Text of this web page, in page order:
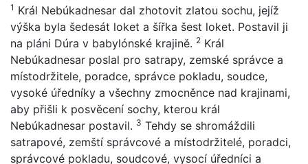
1 Král Nebúkadnesar dal zhotovit zlatou sochu, jejíž
výška byla šedesát loket a šířka šest loket. Postavil ji
na pláni Dúra v babylónské krajině. 2 Král
Nebúkadnesar poslal pro satrapy, zemské správce a
místodržitele, poradce, správce pokladu, soudce,
vysoké úředníky a všechny zmocněnce nad krajinami,
aby přišli k posvěcení sochy, kterou král
Nebúkadnesar postavil. 3 Tehdy se shromáždili
satrapové, zemští správcové a místodržitelé, poradci,
správcové pokladu, soudcové, vysocí úředníci a